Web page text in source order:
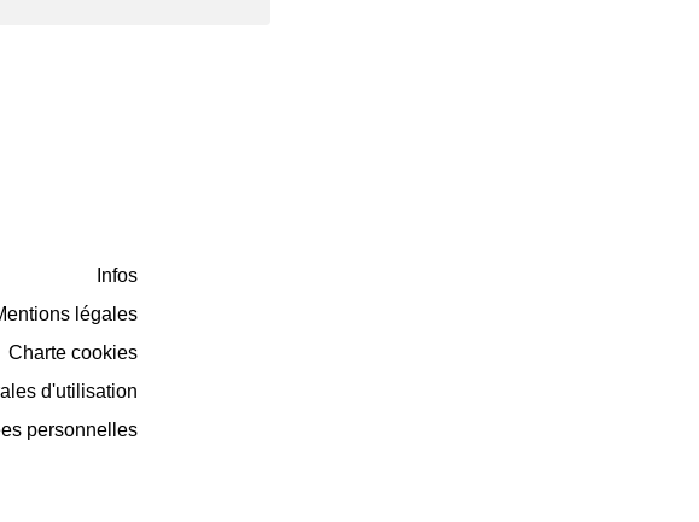
Infos
légales
Charte cookies
d'utilisation
personnelles